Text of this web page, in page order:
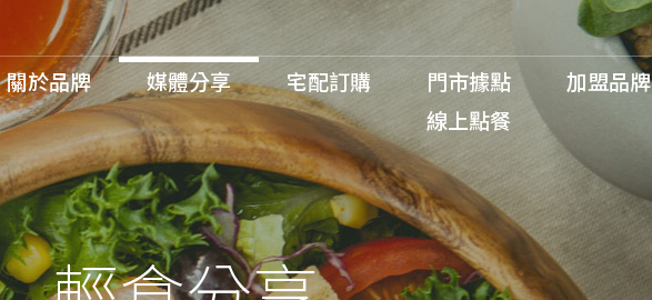
關於品牌 媒體分享 宅配訂購
門市據點
線上點餐
加盟品牌
會員登入 / 註冊